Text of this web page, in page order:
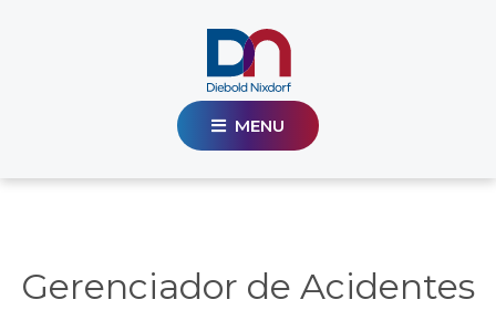
MENU
Gerenciador de Acidentes